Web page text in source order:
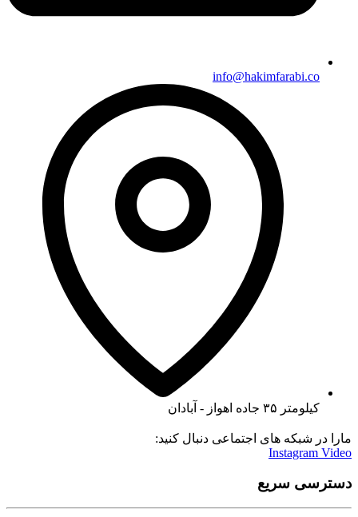
info@hakimfarabi.co
کیلومتر ۳۵ جاده اهواز - آبادان
مارا در شبکه های اجتماعی دنبال کنید:
Instagram Video
دسترسی سریع